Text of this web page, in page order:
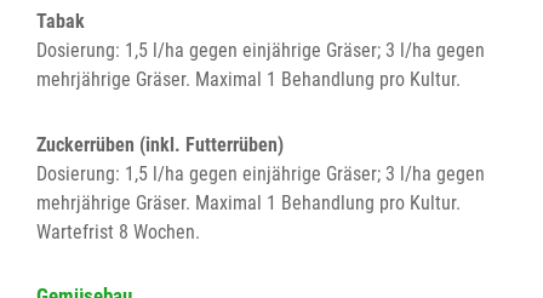
Tabak
Dosierung: 1,5 l/ha gegen einjährige Gräser; 3 l/ha gegen
mehrjährige Gräser. Maximal 1 Behandlung pro Kultur.
Zuckerrüben (inkl. Futterrüben)
Dosierung: 1,5 l/ha gegen einjährige Gräser; 3 l/ha gegen
mehrjährige Gräser. Maximal 1 Behandlung pro Kultur.
Wartefrist 8 Wochen.